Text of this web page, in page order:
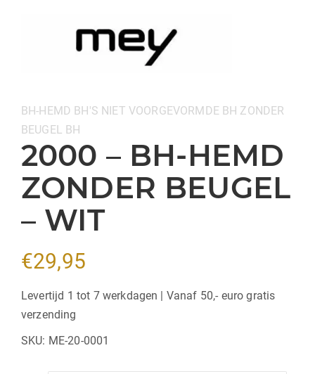
Categorieën:
BH-HEMD BH'S NIET VOORGEVORMDE BH ZONDER
BEUGEL BH
2000 – BH-HEMD
ZONDER BEUGEL
– WIT
€29,95
Levertijd 1 tot 7 werkdagen | Vanaf 50,- euro gratis
verzending
SKU: ME-20-0001